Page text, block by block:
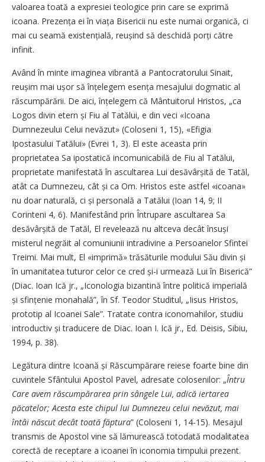
valoarea toată a expresiei teologice prin care se exprimă
icoana. Prezența ei în viața Bisericii nu este numai organică, ci
mai cu seamă existențială, reușind să deschidă porți către
infinit.
Având în minte imaginea vibrantă a Pantocratorului Sinait,
reușim mai ușor să înțelegem esența mesajului dogmatic al
răscumpărării. De aici, înțelegem că Mântuitorul Hristos, „ca
Logos divin etern și Fiu al Tatălui, e din veci «Icoana
Dumnezeului Celui nevăzut» (Coloseni 1, 15), «Efigia
Ipostasului Tatălui» (Evrei 1, 3). El este aceasta prin
proprietatea Sa ipostatică incomunicabilă de Fiu al Tatălui,
proprietate manifestată în ascultarea Lui desăvârșită de Tatăl,
atât ca Dumnezeu, cât și ca Om. Hristos este astfel «icoana»
nu doar naturală, ci și personală a Tatălui (Ioan 14, 9; II
Corinteni 4, 6). Manifestând prin Întrupare ascultarea Sa
desăvârșită de Tatăl, El revelează nu altceva decât însuși
misterul negrăit al comuniunii intradivine a Persoanelor Sfintei
Treimi. Mai mult, El «imprimă» trăsăturile modului Său divin și
în umanitatea tuturor celor ce cred și-i urmează Lui în Biserică”
(Diac. Ioan Ică jr., „Iconologia bizantină între politică imperială
și sfințenie monahală”, în Sf. Teodor Studitul, „Iisus Hristos,
prototip al Icoanei Sale”. Tratate contra iconomahilor, studiu
introductiv și traducere de Diac. Ioan I. Ică jr., Ed. Deisis, Sibiu,
1994, p. 38).
Legătura dintre Icoană și Răscumpărare reiese foarte bine din
cuvintele Sfântului Apostol Pavel, adresate colosenilor: „Întru
Care avem răscumpărarea prin sângele Lui, adică iertarea
păcatelor; Acesta este chipul lui Dumnezeu celui nevăzut, mai
întâi născut decât toată făptura” (Coloseni 1, 14-15). Mesajul
transmis de Apostol vine să lămurească totodată modalitatea
corectă de receptare a icoanei în iconomia timpului prezent.